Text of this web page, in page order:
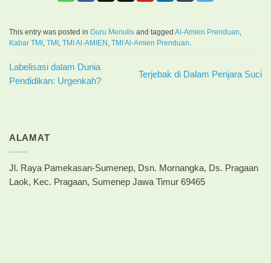
This entry was posted in Guru Menulis and tagged Al-Amien Prenduan
Kabar TMI TMI TMI Al-AMIEN TMI Al-Amien Prenduan
Labelisasi dalam Dunia
Pendidikan: Urgenkah?
Terjebak di Dalam Penjara Suci
ALAMAT
Jl. Raya Pamekasan-Sumenep, Dsn. Mornangka, Ds. Pragaan
Laok, Kec. Pragaan, Sumenep Jawa Timur 69465